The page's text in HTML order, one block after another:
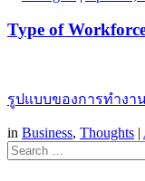
Type of
รูปแบบของการทำงา
in Business, Thoughts |
Search